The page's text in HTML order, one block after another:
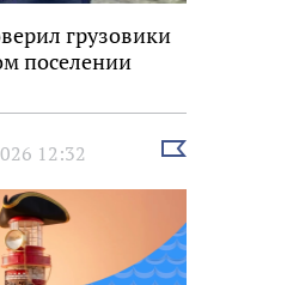
грузовики
поселении
12:32
Выбрать